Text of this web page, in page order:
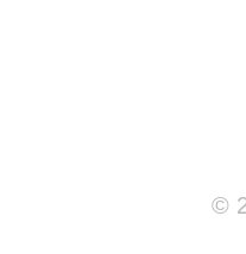
©